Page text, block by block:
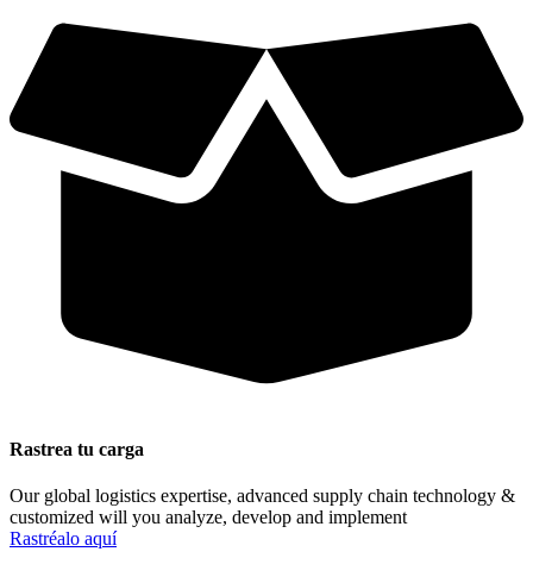
Rastrea tu carga
Our global logistics expertise, advanced supply chain technology &
customized will you analyze, develop and implement
Rastréalo aquí